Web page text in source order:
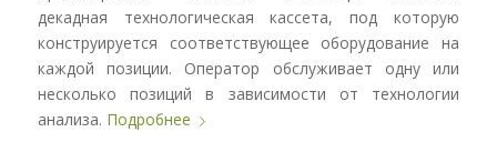
декадная технологическая кассета, под которую
конструируется соответствующее оборудование на
каждой позиции. Оператор обслуживает одну или
несколько позиций в зависимости от технологии
анализа. Подробнее